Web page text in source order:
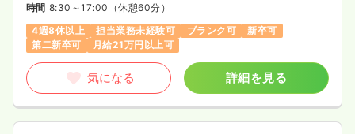
時間 8:30～17:00 （休憩60分）
4週8休以上
担当業務未経験可 ブランク可
新卒可
第二新卒可
月給21万円以上可
気になる 詳細を見る